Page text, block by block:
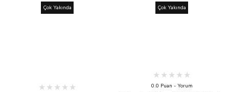
Çok Yakında Çok Yakında
0.0 Puan - Yorum